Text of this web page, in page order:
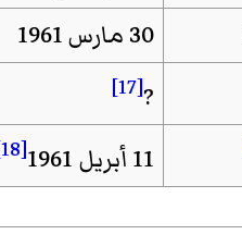
30 مارس 1961
?
[17]
11 أبريل 1961 [18]